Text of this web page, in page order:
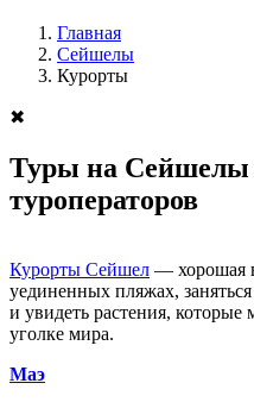
Главная
Сейшелы
Курорты
✖
Туры на Сейшелы
туроператоров
Курорты Сейшел — хорошая
уединенных пляжах,
и увидеть растения, которые
уголке мира.
Маэ